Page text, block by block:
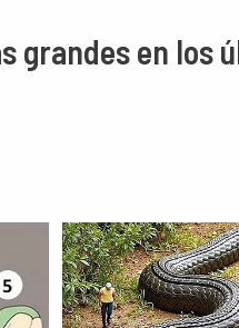
grandes en los